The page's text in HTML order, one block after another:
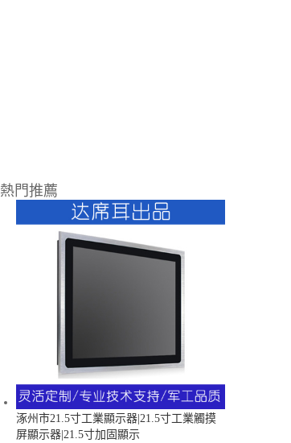
熱門推薦
涿州市21.5寸工業顯示器|21.5寸工業觸摸
屏顯示器|21.5寸加固顯示